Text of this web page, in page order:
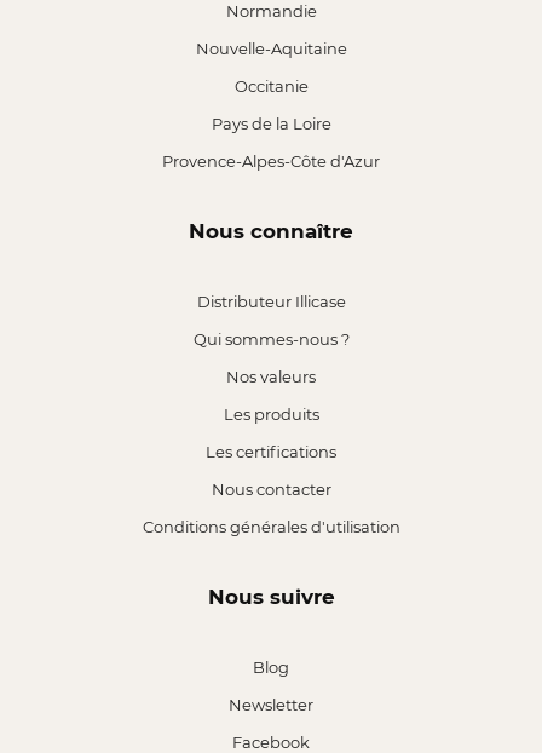
Normandie
Nouvelle-Aquitaine
Occitanie
Pays de la Loire
Provence-Alpes-Côte d'Azur
Nous connaître
Distributeur Illicase
Qui sommes-nous ?
Nos valeurs
Les produits
Les certifications
Nous contacter
Conditions générales d'utilisation
Nous suivre
Blog
Newsletter
Facebook